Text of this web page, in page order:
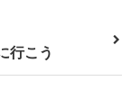
行こう